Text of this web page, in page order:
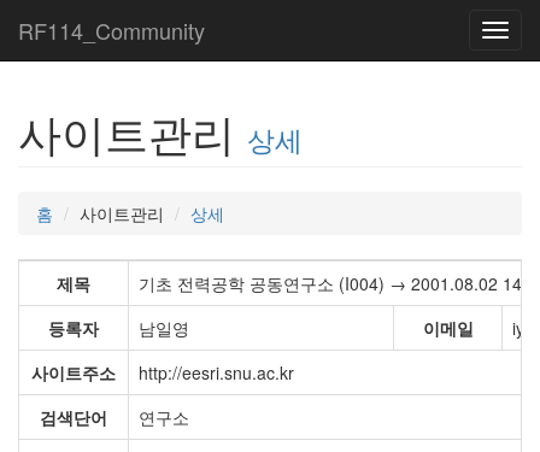
RF114_Community
사이트관리 상세
홈 사이트관리 상세
제목
기초 전력공학 공동연구소 (I004) → 2001.08.02
등록자
남일영 이메일
사이트주소
http://eesri.snu.ac.kr
검색단어
연구소